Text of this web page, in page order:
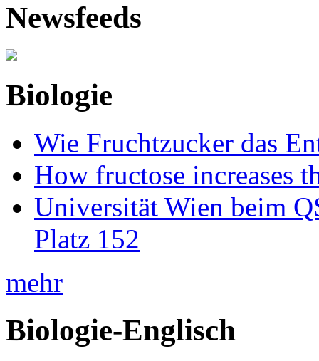
Newsfeeds
Biologie
Wie Fruchtzucker das
How fructose increases
Universität Wien beim
Platz 152
mehr
Biologie-Englisch